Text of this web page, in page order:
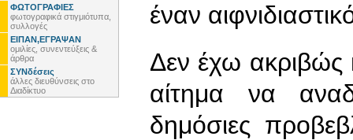
ΦΩΤΟΓΡΑΦΙΕΣ
φωτογραφικά στιγμιότυπα,
συλλογές
ΕΙΠΑΝ,ΕΓΡΑΨΑΝ
ομιλίες, συνεντεύξεις &
άρθρα
ΣΥΝδέσεις
άλλες διευθύνσεις στο
Διαδίκτυο
έναν
Δεν έχω ακριβώς
αίτημα να
δημόσιες